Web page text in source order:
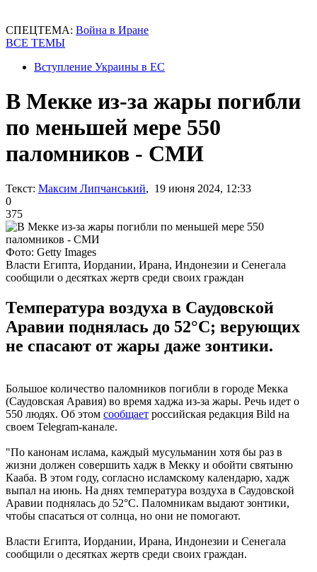
СПЕЦТЕМА: Война в Иране
ВСЕ ТЕМЫ
Вступление Украины в ЕС
В Мекке из-за жары погибли
по меньшей мере 550
паломников - СМИ
Текст: Максим Липчанський, 19 июня 2024, 12:33
0
375
Фото: Getty Images
Власти Египта, Иордании, Ирана, Индонезии и Сенегала
сообщили о десятках жертв среди своих граждан
Температура воздуха в Саудовской
Аравии поднялась до 52°C; верующих
не спасают от жары даже зонтики.
Большое количество паломников погибли в городе Мекка
(Саудовская Аравия) во время хаджа из-за жары. Речь идет о
550 людях. Об этом сообщает российская редакция Bild на
своем Telegram-канале.
"По канонам ислама, каждый мусульманин хотя бы раз в
жизни должен совершить хадж в Мекку и обойти святыню
Кааба. В этом году, согласно исламскому календарю, хадж
выпал на июнь. На днях температура воздуха в Саудовской
Аравии поднялась до 52°C. Паломникам выдают зонтики,
чтобы спасаться от солнца, но они не помогают.
Власти Египта, Иордании, Ирана, Индонезии и Сенегала
сообщили о десятках жертв среди своих граждан.